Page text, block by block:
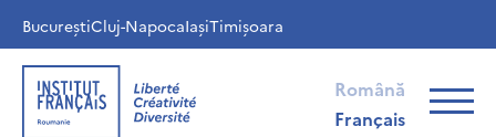
BucureștiCluj-NapocaIașiTimișoara
Română
Français